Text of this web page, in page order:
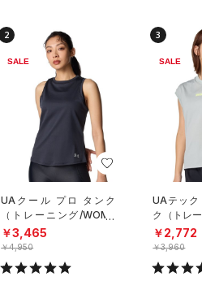
2
SALE
UAクール プロ タンク
（トレーニング/WOME
N）
￥3,465
￥4,950
3
SALE
UAテック
ク（トレ
N）
￥2,772
￥3,960